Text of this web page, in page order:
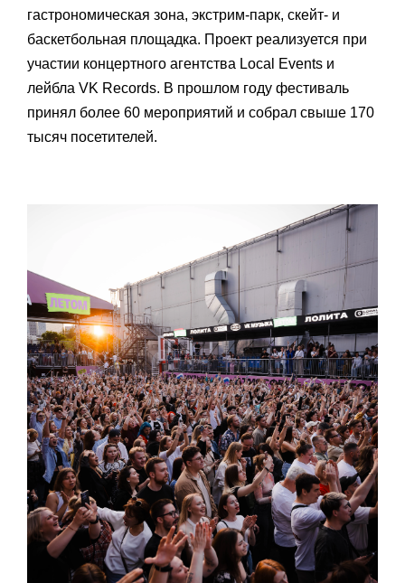
гастрономическая зона, экстрим-парк, скейт- и
баскетбольная площадка. Проект реализуется при
участии концертного агентства Local Events и
лейбла VK Records. В прошлом году фестиваль
принял более 60 мероприятий и собрал свыше 170
тысяч посетителей.